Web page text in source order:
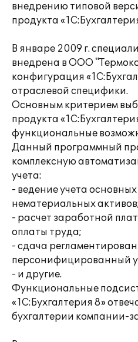
внедрению типовой
продукта
В январе 2009 г.
внедрена в ООО
конфигурация
отраслевой специфики.
Основным критерием
продукта
функциональные
Данный программный
комплексную
учета:
- ведение учета
нематериальных
- расчет заработной
оплаты труда;
- сдача
персонифицированный
- и другие.
Функциональные
«1С:Бухгалтерия 8»
бухгалтерии компании-